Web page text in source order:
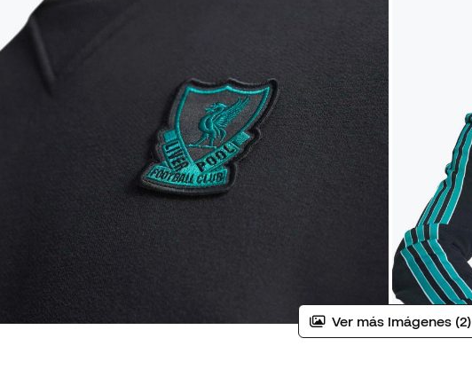
Ver más imágenes (2)